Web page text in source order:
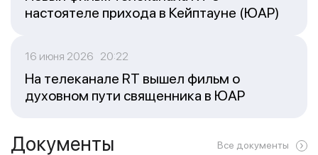
настоятеле прихода в Кейптауне (ЮАР)
16 июня 2026 20:22
На телеканале RT вышел фильм о
духовном пути священника в ЮАР
Документы Все документы